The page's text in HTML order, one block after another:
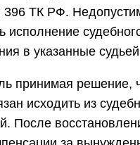
396 ТК РФ.
исполнение
в указанные
принимая решение,
исходить из
После